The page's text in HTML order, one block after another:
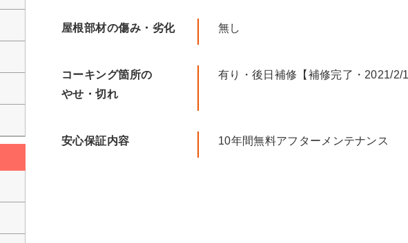
屋根部材の傷み・劣化 無し
コーキング箇所の
やせ・切れ
有り・後日補修【補修完了・2021/2/
安心保証内容 10年間無料アフターメンテナンス